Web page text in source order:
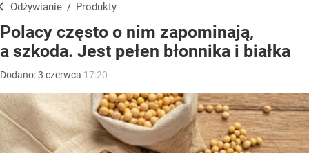
Odżywianie / Produkty
Polacy często o nim zapominają,
a szkoda. Jest pełen błonnika i białka
Dodano:3 czerwca 17:20